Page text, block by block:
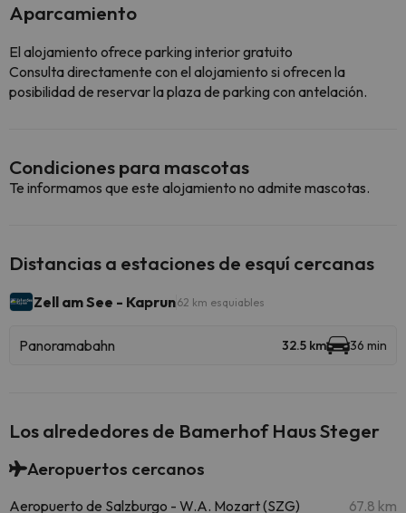
Aparcamiento
El alojamiento ofrece parking interior gratuito
Consulta directamente con el alojamiento si ofrecen la
posibilidad de reservar la plaza de parking con antelación.
Condiciones para mascotas
Te informamos que este alojamiento no admite mascotas.
Distancias a estaciones de esquí cercanas
Zell am See - Kaprun62 km esquiables
Panoramabahn 32.5 km 36 min
Los alrededores de Bamerhof Haus Steger
Aeropuertos cercanos
Aeropuerto de Salzburgo - W.A. Mozart (SZG) 67.8 km